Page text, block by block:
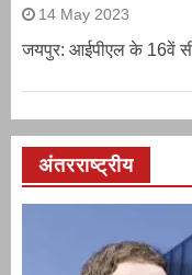
14 May 2023
जयपुर: आईपीएल के 16वें
अंतरराष्ट्रीय